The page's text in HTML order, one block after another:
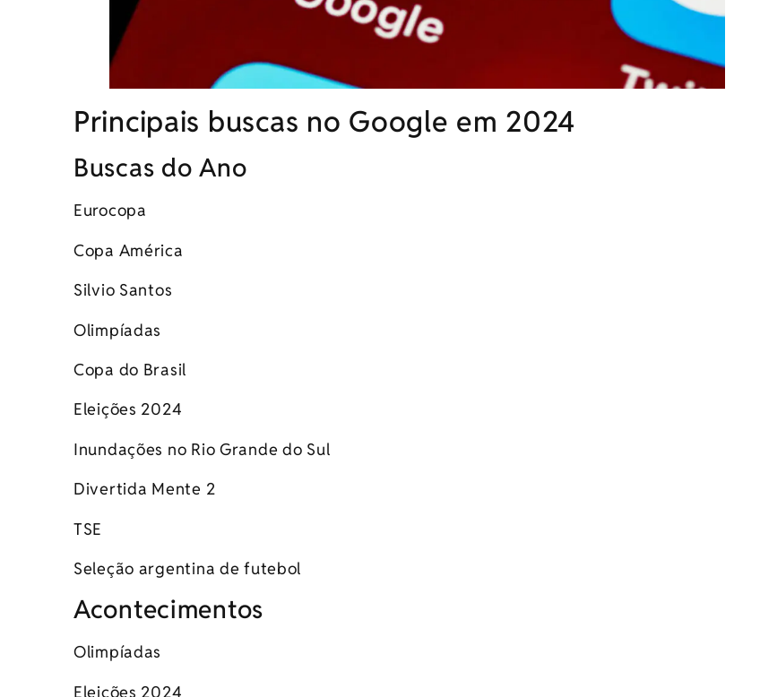
Principais buscas no Google em 2024
Buscas do Ano
Eurocopa
Copa América
Silvio Santos
Olimpíadas
Copa do Brasil
Eleições 2024
Inundações no Rio Grande do Sul
Divertida Mente 2
TSE
Seleção argentina de futebol
Acontecimentos
Olimpíadas
Eleições 2024